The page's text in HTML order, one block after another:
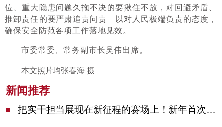
位、重大隐患问题久拖不决的要揪住不放，对回避矛盾、
推卸责任的要严肃追责问责，以对人民极端负责的态度，
确保安全防范各项工作落地见效。
市委常委、常务副市长吴伟出席。
本文照片均张春海 摄
新闻推荐
把实干担当展现在新征程的赛场上！新年首次市委季度工作会议举行，陈吉宁作工作点评